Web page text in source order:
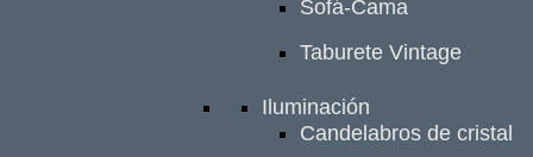
Sofá-Cama
Taburete Vintage
Iluminación
Candelabros de cristal